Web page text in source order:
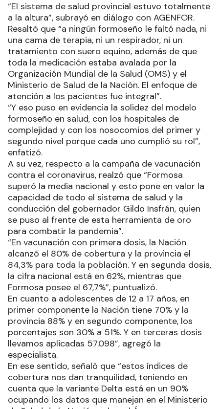
“El sistema de salud provincial estuvo totalmente
a la altura”, subrayó en diálogo con AGENFOR.
Resaltó que “a ningún formoseño le faltó nada, ni
una cama de terapia, ni un respirador, ni un
tratamiento con suero equino, además de que
toda la medicación estaba avalada por la
Organización Mundial de la Salud (OMS) y el
Ministerio de Salud de la Nación. El enfoque de
atención a los pacientes fue integral”.
“Y eso puso en evidencia la solidez del modelo
formoseño en salud, con los hospitales de
complejidad y con los nosocomios del primer y
segundo nivel porque cada uno cumplió su rol”,
enfatizó.
A su vez, respecto a la campaña de vacunación
contra el coronavirus, realzó que “Formosa
superó la media nacional y esto pone en valor la
capacidad de todo el sistema de salud y la
conducción del gobernador Gildo Insfrán, quien
se puso al frente de esta herramienta de oro
para combatir la pandemia”.
“En vacunación con primera dosis, la Nación
alcanzó el 80% de cobertura y la provincia el
84,3% para toda la población. Y en segunda dosis,
la cifra nacional está en 62%, mientras que
Formosa posee el 67,7%”, puntualizó.
En cuanto a adolescentes de 12 a 17 años, en
primer componente la Nación tiene 70% y la
provincia 88% y en segundo componente, los
porcentajes son 30% a 51%. Y en terceras dosis
llevamos aplicadas 57.098”, agregó la
especialista.
En ese sentido, señaló que “estos índices de
cobertura nos dan tranquilidad, teniendo en
cuenta que la variante Delta está en un 90%
ocupando los datos que manejan en el Ministerio